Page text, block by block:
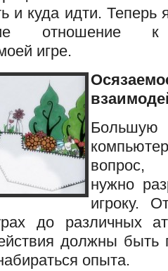
и куда идти. Теперь
отношение к
игре.
Большую
вопрос,
нужно
игроку.
до различных
должны
опыта.